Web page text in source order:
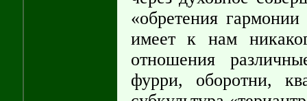
«обретения
имеет к нам
отношения
фурри, оборотни,